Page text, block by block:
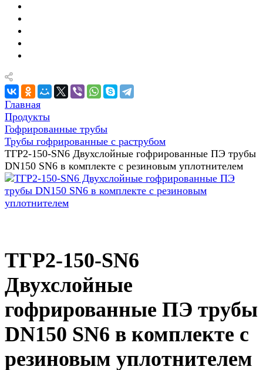
Главная
Продукты
Гофрированные трубы
Трубы гофрированные с раструбом
ТГР2-150-SN6 Двухслойные гофрированные ПЭ трубы
DN150 SN6 в комплекте с резиновым уплотнителем
ТГР2-150-SN6
Двухслойные
гофрированные ПЭ трубы
DN150 SN6 в комплекте с
резиновым уплотнителем